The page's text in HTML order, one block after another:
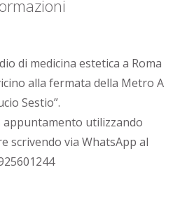
di medicina estetica a Roma
alla fermata della Metro A
Sestio”.
utilizzando
scrivendo via WhatsApp al